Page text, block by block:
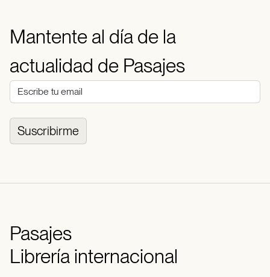
Mantente al día de la
actualidad de Pasajes
Suscribirme
Pasajes
Librería internacional